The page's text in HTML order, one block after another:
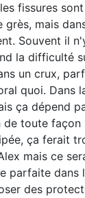
fissures
grès, mais
Souvent il
la difficulté
un crux,
quoi. Dans
ça dépend
de toute façon
ça ferait
mais ce
parfaite dans
des